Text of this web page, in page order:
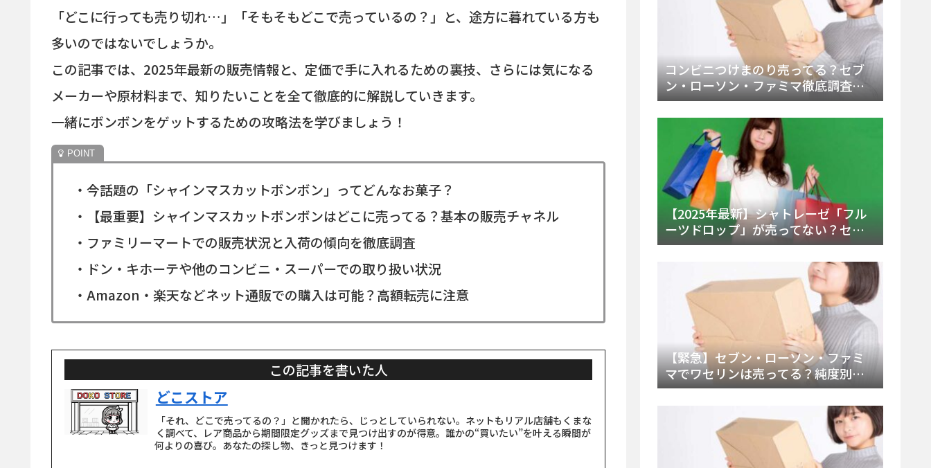
「どこに行っても売り切れ…」「そもそもどこで売っているの？」と、途方に暮れている方も
多いのではないでしょうか。
この記事では、2025年最新の販売情報と、定価で手に入れるための裏技、さらには気になる
メーカーや原材料まで、知りたいことを全て徹底的に解説していきます。
一緒にボンボンをゲットするための攻略法を学びましょう！
・今話題の「シャインマスカットボンボン」ってどんなお菓子？
・【最重要】シャインマスカットボンボンはどこに売ってる？基本の販売チャネル
・ファミリーマートでの販売状況と入荷の傾向を徹底調査
・ドン・キホーテや他のコンビニ・スーパーでの取り扱い状況
・Amazon・楽天などネット通販での購入は可能？高額転売に注意
この記事を書いた人
どこストア
「それ、どこで売ってるの？」と聞かれたら、じっとしていられない。ネットもリアル店舗もくまな
く調べて、レア商品から期間限定グッズまで見つけ出すのが得意。誰かの“買いたい”を叶える瞬間が
何よりの喜び。あなたの探し物、きっと見つけます！
コンビニつけまのり売ってる？セブ
ン・ローソン・ファミマ徹底調査！
ドンキや薬局、Amazon楽天で買う方
法まとめ
【2025年最新】シャトレーゼ「フル
ーツドロップ」が売ってない？セブ
ンでの販売終了理由と代替アイスを
【緊急】セブン・ローソン・ファミ
マでワセリンは売ってる？純度別お
すすめ品と販売場所を徹底まとめ